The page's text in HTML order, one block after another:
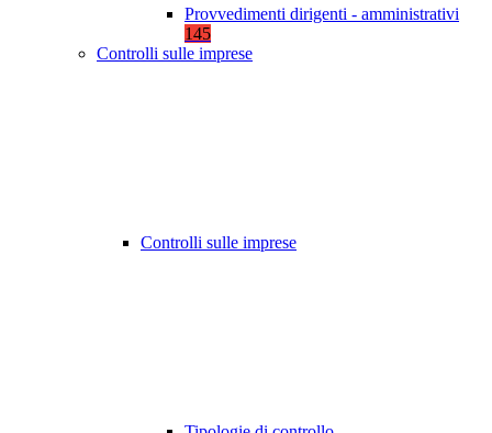
Provvedimenti dirigenti - amministrativi
145
Controlli sulle imprese
Controlli sulle imprese